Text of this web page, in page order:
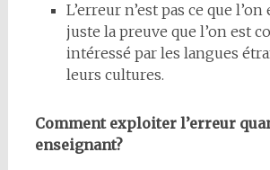
L’erreur n’est pas ce que
juste la preuve que l’on est
intéressé par les langues
leurs cultures.
Comment exploiter l’erreur
enseignant?